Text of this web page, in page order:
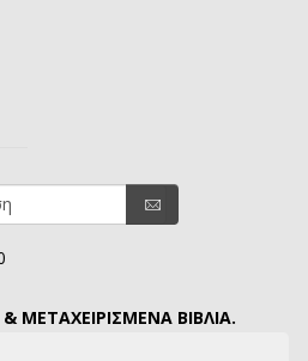
ΜΕΤΑΧΕΙΡΙΣΜΕΝΑ ΒΙΒΛΙΑ.